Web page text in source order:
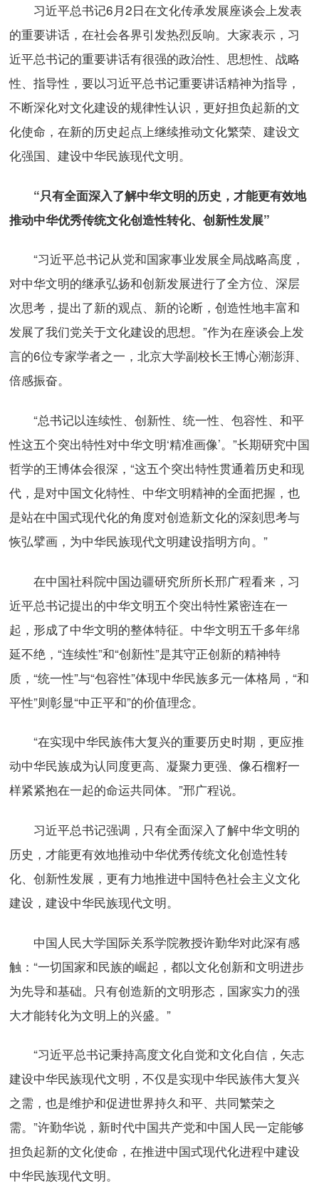
习近平总书记6月2日在文化传承发展座谈会上发表
的重要讲话，在社会各界引发热烈反响。大家表示，习
近平总书记的重要讲话有很强的政治性、思想性、战略
性、指导性，要以习近平总书记重要讲话精神为指导，
不断深化对文化建设的规律性认识，更好担负起新的文
化使命，在新的历史起点上继续推动文化繁荣、建设文
化强国、建设中华民族现代文明。
“只有全面深入了解中华文明的历史，才能更有效地
推动中华优秀传统文化创造性转化、创新性发展”
“习近平总书记从党和国家事业发展全局战略高度，
对中华文明的继承弘扬和创新发展进行了全方位、深层
次思考，提出了新的观点、新的论断，创造性地丰富和
发展了我们党关于文化建设的思想。”作为在座谈会上发
言的6位专家学者之一，北京大学副校长王博心潮澎湃、
倍感振奋。
“总书记以连续性、创新性、统一性、包容性、和平
性这五个突出特性对中华文明‘精准画像’。”长期研究中国
哲学的王博体会很深，“这五个突出特性贯通着历史和现
代，是对中国文化特性、中华文明精神的全面把握，也
是站在中国式现代化的角度对创造新文化的深刻思考与
恢弘擘画，为中华民族现代文明建设指明方向。”
在中国社科院中国边疆研究所所长邢广程看来，习
近平总书记提出的中华文明五个突出特性紧密连在一
起，形成了中华文明的整体特征。中华文明五千多年绵
延不绝，“连续性”和“创新性”是其守正创新的精神特
质，“统一性”与“包容性”体现中华民族多元一体格局，“和
平性”则彰显“中正平和”的价值理念。
“在实现中华民族伟大复兴的重要历史时期，更应推
动中华民族成为认同度更高、凝聚力更强、像石榴籽一
样紧紧抱在一起的命运共同体。”邢广程说。
习近平总书记强调，只有全面深入了解中华文明的
历史，才能更有效地推动中华优秀传统文化创造性转
化、创新性发展，更有力地推进中国特色社会主义文化
建设，建设中华民族现代文明。
中国人民大学国际关系学院教授许勤华对此深有感
触：“一切国家和民族的崛起，都以文化创新和文明进步
为先导和基础。只有创造新的文明形态，国家实力的强
大才能转化为文明上的兴盛。”
“习近平总书记秉持高度文化自觉和文化自信，矢志
建设中华民族现代文明，不仅是实现中华民族伟大复兴
之需，也是维护和促进世界持久和平、共同繁荣之
需。”许勤华说，新时代中国共产党和中国人民一定能够
担负起新的文化使命，在推进中国式现代化进程中建设
中华民族现代文明。